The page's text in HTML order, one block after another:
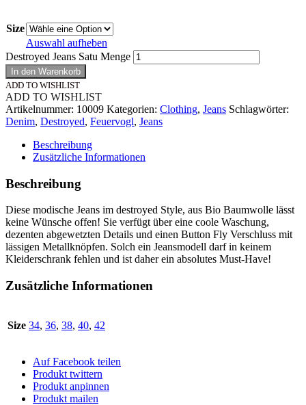
Size
Auswahl aufheben
Destroyed Jeans Satu Menge
In den Warenkorb
ADD TO WISHLIST
ADD TO WISHLIST
Artikelnummer: 10009 Kategorien: Clothing, Jeans Schlagwörter:
Denim, Destroyed, Feuervogl, Jeans
Beschreibung
Zusätzliche Informationen
Beschreibung
Diese modische Jeans im destroyed Style, aus Bio Baumwolle lässt
keine Wünsche offen! Sie verfügt über eine coole Waschung,
dezenten abgewetzten Details und einen Button Fly Verschluss mit
lässigen Metallknöpfen. Solch ein Jeansmodell darf in keinem
Kleiderschrank fehlen und ist daher ein absolutes Must-Have!
Zusätzliche Informationen
Size 34, 36, 38, 40, 42
Auf Facebook teilen
Produkt twittern
Produkt anpinnen
Produkt mailen